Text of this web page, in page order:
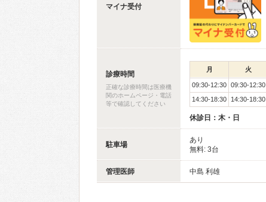
マイナ受付
診療時間
正確な診療時間は医療機
関のホームページ・電話
等で確認してください
月 火
09:30-12:30 09:30-12:30
14:30-18:30
14:30-18:30
休診日：木・日
駐車場
あり
無料: 3台
管理医師 中島 利雄